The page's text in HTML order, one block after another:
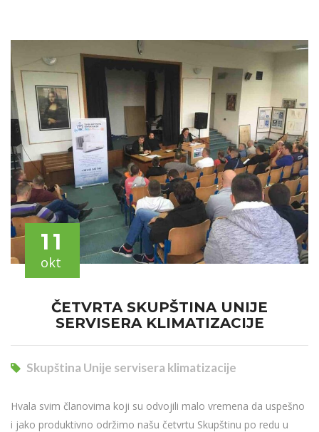
11
okt
ČETVRTA SKUPŠTINA UNIJE
SERVISERA KLIMATIZACIJE
Skupština Unije servisera klimatizacije
Hvala svim članovima koji su odvojili malo vremena da uspešno
i jako produktivno održimo našu četvrtu Skupštinu po redu u